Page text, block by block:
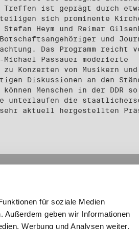
für soziale Medien
Außerdem geben wir Informationen
Werbung und Analysen weiter.
Treffen ist geprägt durch
sich prominente
Heym und Reimar
und
Das Programm reicht
Passauer moderierte
Konzerten von Musikern und
Diskussionen an den
Menschen in der DDR
unterlaufen die
aktuell hergestellten